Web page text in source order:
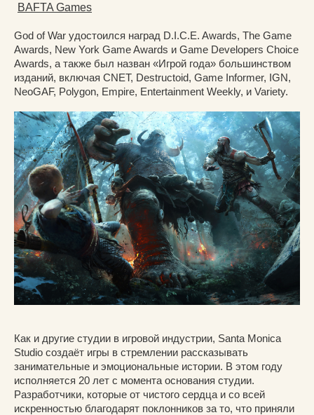
BAFTA Games
God of War удостоился наград D.I.C.E. Awards, The Game
Awards, New York Game Awards и Game Developers Choice
Awards, а также был назван «Игрой года» большинством
изданий, включая CNET, Destructoid, Game Informer, IGN,
NeoGAF, Polygon, Empire, Entertainment Weekly, и Variety.
Как и другие студии в игровой индустрии, Santa Monica
Studio создаёт игры в стремлении рассказывать
занимательные и эмоциональные истории. В этом году
исполняется 20 лет с момента основания студии.
Разработчики, которые от чистого сердца и со всей
искренностью благодарят поклонников за то, что приняли